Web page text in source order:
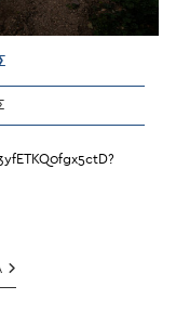
ΓΙΩΡΓΟΣ
ΚΟΥΡΖΗΣ